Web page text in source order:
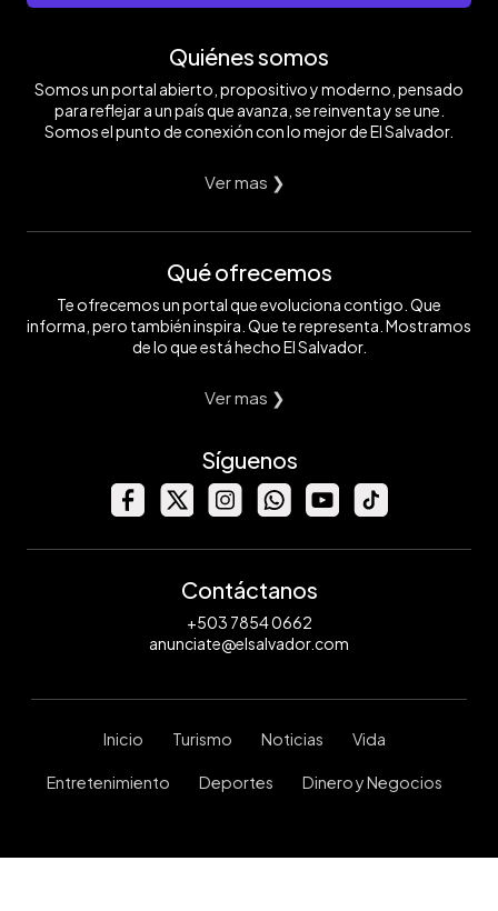
Quiénes somos
Somos un portal abierto, propositivo y moderno, pensado
para reflejar a un país que avanza, se reinventa y se une.
Somos el punto de conexión con lo mejor de El Salvador.
Ver mas ❯
Qué ofrecemos
Te ofrecemos un portal que evoluciona contigo. Que
informa, pero también inspira. Que te representa. Mostramos
de lo que está hecho El Salvador.
Ver mas ❯
Síguenos
Contáctanos
+503 7854 0662
anunciate@elsalvador.com
Inicio Turismo Noticias Vida
Entretenimiento Deportes Dinero y Negocios